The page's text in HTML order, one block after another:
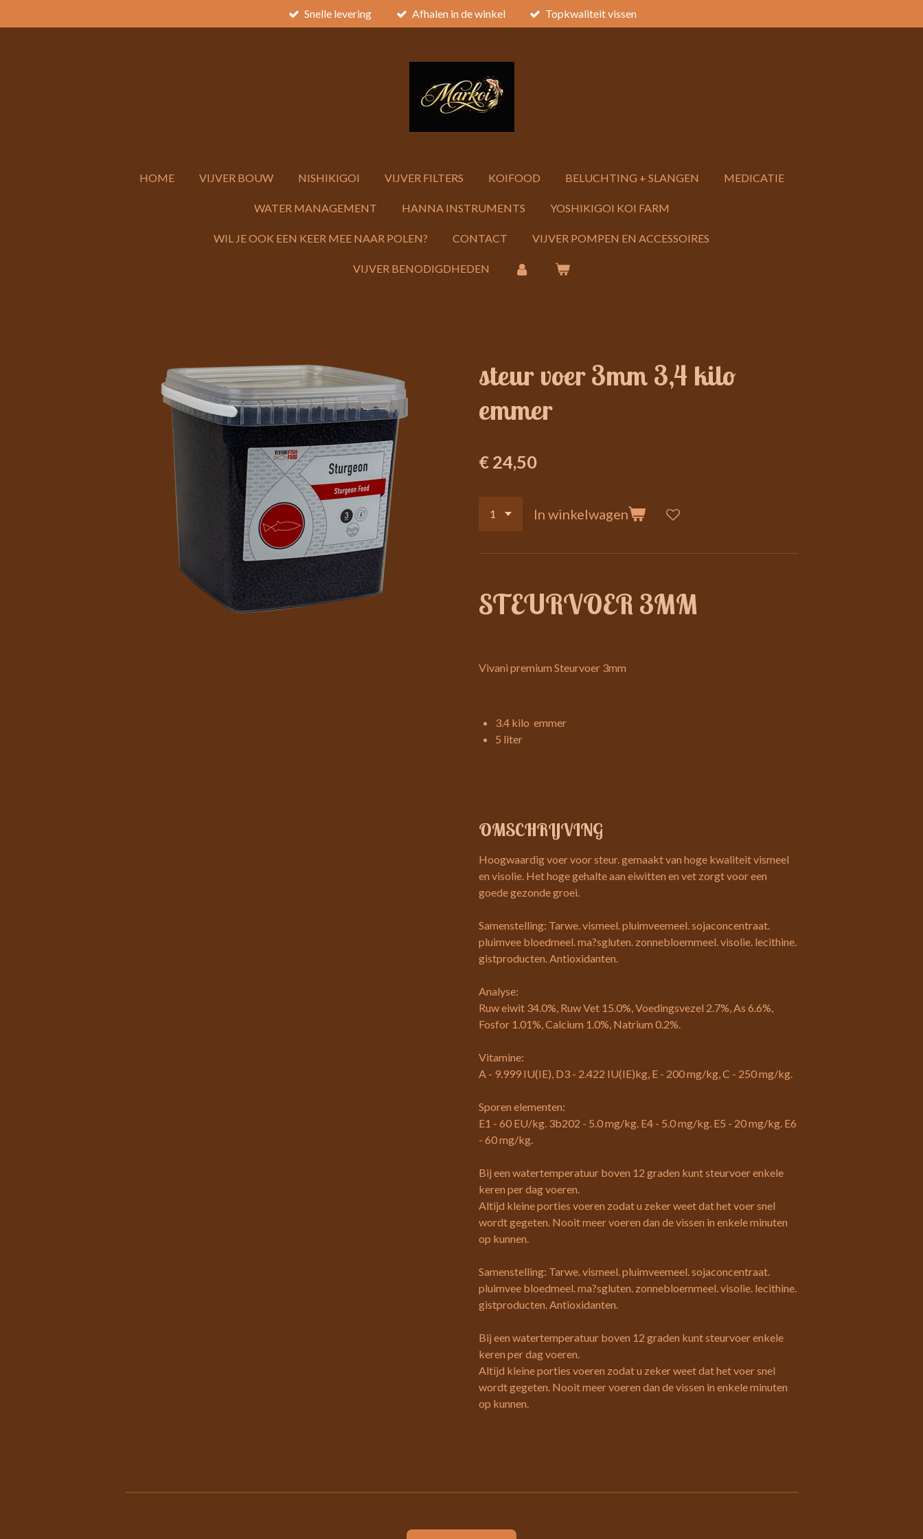
direct
Snelle levering Afhalen in de winkel Topkwaliteit vissen
HOME VIJVER BOUW NISHIKIGOI VIJVER FILTERS KOIFOOD BELUCHTING + SLANGEN MEDICATIE
WATER MANAGEMENT HANNA INSTRUMENTS YOSHIKIGOI KOI FARM
WIL JE OOK EEN KEER MEE NAAR POLEN? CONTACT VIJVER POMPEN EN ACCESSOIRES
VIJVER BENODIGDHEDEN
steur voer 3mm 3,4 kilo
emmer
€ 24,50
In winkelwagen
STEURVOER 3MM
Vivani premium Steurvoer 3mm
3.4 kilo emmer
5 liter
OMSCHRIJVING
Hoogwaardig voer voor steur. gemaakt van hoge kwaliteit vismeel
en visolie. Het hoge gehalte aan eiwitten en vet zorgt voor een
goede gezonde groei.
Samenstelling: Tarwe. vismeel. pluimveemeel. sojaconcentraat.
pluimvee bloedmeel. ma?sgluten. zonnebloemmeel. visolie. lecithine.
gistproducten. Antioxidanten.
Analyse:
Ruw eiwit 34.0%, Ruw Vet 15.0%, Voedingsvezel 2.7%, As 6.6%,
Fosfor 1.01%, Calcium 1.0%, Natrium 0.2%.
Vitamine:
A - 9.999 IU(IE), D3 - 2.422 IU(IE)kg, E - 200 mg/kg, C - 250 mg/kg.
Sporen elementen:
E1 - 60 EU/kg. 3b202 - 5.0 mg/kg. E4 - 5.0 mg/kg. E5 - 20 mg/kg. E6
- 60 mg/kg.
Bij een watertemperatuur boven 12 graden kunt steurvoer enkele
keren per dag voeren.
Altijd kleine porties voeren zodat u zeker weet dat het voer snel
wordt gegeten. Nooit meer voeren dan de vissen in enkele minuten
op kunnen.
Samenstelling: Tarwe. vismeel. pluimveemeel. sojaconcentraat.
pluimvee bloedmeel. ma?sgluten. zonnebloemmeel. visolie. lecithine.
gistproducten. Antioxidanten.
Bij een watertemperatuur boven 12 graden kunt steurvoer enkele
keren per dag voeren.
Altijd kleine porties voeren zodat u zeker weet dat het voer snel
wordt gegeten. Nooit meer voeren dan de vissen in enkele minuten
op kunnen.